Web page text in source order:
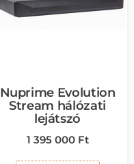
Nuprime Evolution
Stream hálózati
lejátszó
1 395 000 Ft